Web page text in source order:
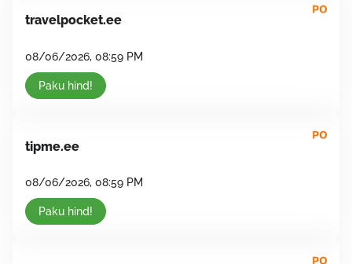
travelpocket.ee
08/06/2026, 08:59 PM
Paku hind!
tipme.ee
08/06/2026, 08:59 PM
Paku hind!